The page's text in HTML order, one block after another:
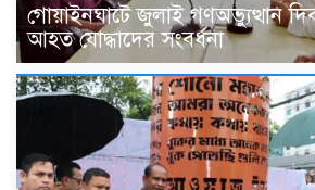
গোয়াইনঘাটে জুলাই গণঅভ্যুত্থান
আহত যোদ্ধাদের সংবর্ধনা